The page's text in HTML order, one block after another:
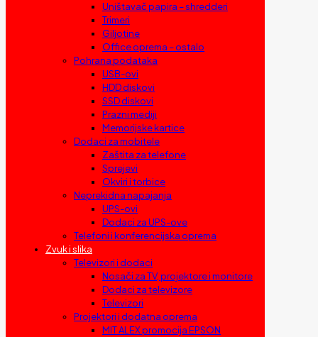
Uništavač papira – shredderi
Trimeri
Giljotine
Office oprema – ostalo
Pohrana podataka
USB-ovi
HDD diskovi
SSD diskovi
Prazni mediji
Memorijske kartice
Dodaci za mobitele
Zaštita za telefone
Sprejevi
Okviri i torbice
Neprekidna napajanja
UPS-ovi
Dodaci za UPS-ove
Telefoni i konferencijska oprema
Zvuk i slika
Televizori i dodaci
Nosači za TV, projektore i monitore
Dodaci za televizore
Televizori
Projektori i dodatna oprema
MIT ALEX promocija EPSON